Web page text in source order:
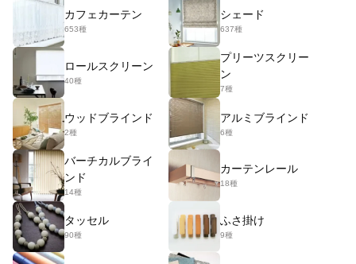
カフェカーテン
653種
シェード
637種
ロールスクリーン
40種
プリーツスクリー
ン
7種
ウッドブラインド
2種
アルミブラインド
6種
バーチカルブライ
ンド
14種
カーテンレール
18種
タッセル
90種
ふさ掛け
9種